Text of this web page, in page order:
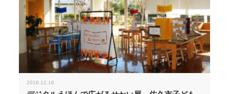
2016.12.16